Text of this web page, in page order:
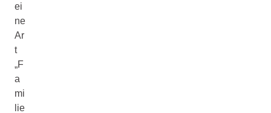
ei
ne
Ar
t
„F
a
mi
lie